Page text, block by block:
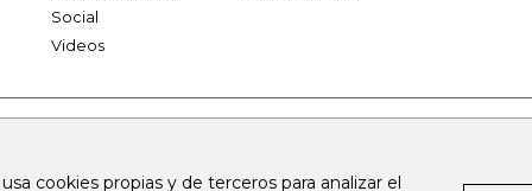
cookies propias y de terceros para analizar el
Social
Videos
firmasdeabogados.com bolsaencolombia.com